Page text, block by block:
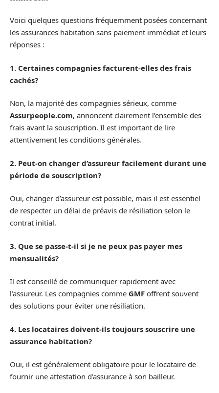
Voici quelques questions fréquemment posées concernant
les assurances habitation sans paiement immédiat et leurs
réponses :
1. Certaines compagnies facturent-elles des frais
cachés?
Non, la majorité des compagnies sérieux, comme
Assurpeople.com, annoncent clairement l’ensemble des
frais avant la souscription. Il est important de lire
attentivement les conditions générales.
2. Peut-on changer d’assureur facilement durant une
période de souscription?
Oui, changer d’assureur est possible, mais il est essentiel
de respecter un délai de préavis de résiliation selon le
contrat initial.
3. Que se passe-t-il si je ne peux pas payer mes
mensualités?
Il est conseillé de communiquer rapidement avec
l’assureur. Les compagnies comme GMF offrent souvent
des solutions pour éviter une résiliation.
4. Les locataires doivent-ils toujours souscrire une
assurance habitation?
Oui, il est généralement obligatoire pour le locataire de
fournir une attestation d’assurance à son bailleur.